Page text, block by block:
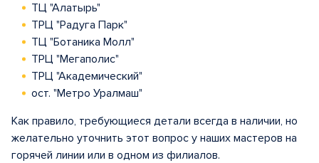
ТЦ "Алатырь"
ТРЦ "Радуга Парк"
ТЦ "Ботаника Молл"
ТРЦ "Мегаполис"
ТРЦ "Академический"
ост. "Метро Уралмаш"
Как правило, требующиеся детали всегда в наличии, но
желательно уточнить этот вопрос у наших мастеров на
горячей линии или в одном из филиалов.